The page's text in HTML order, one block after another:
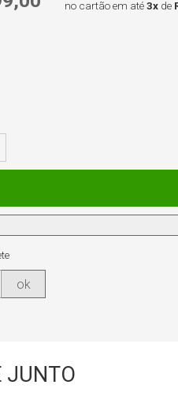
no cartão em até3x de
ok
JUNTO